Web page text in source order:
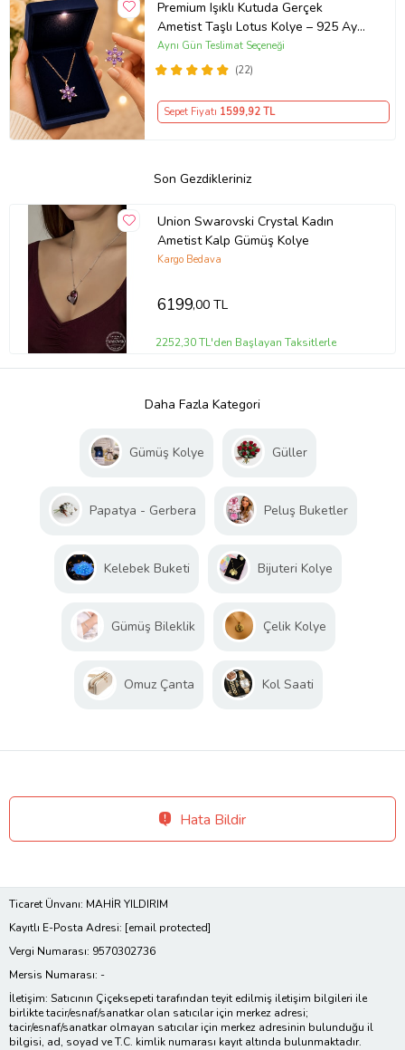
Premium Işıklı Kutuda Gerçek
Ametist Taşlı Lotus Kolye – 925 Ayar
Gümüş Kadın Kolye
(22)
Aynı Gün Teslimat Seçeneği
Sepet Fiyatı 1599,92 TL
Son Gezdikleriniz
Union Swarovski Crystal Kadın
Ametist Kalp Gümüş Kolye
Kargo Bedava
6199,00 TL
2252,30 TL'den Başlayan Taksitlerle
Daha Fazla Kategori
Gümüş Kolye Güller
Papatya - Gerbera Peluş Buketler
Kelebek Buketi Bijuteri Kolye
Gümüş Bileklik Çelik Kolye
Omuz Çanta Kol Saati
Hata Bildir
Ticaret Ünvanı: MAHİR YILDIRIM
Kayıtlı E-Posta Adresi: [email protected]
Vergi Numarası: 9570302736
Mersis Numarası: -
İletişim: Satıcının Çiçeksepeti tarafından teyit edilmiş iletişim bilgileri ile
birlikte tacir/esnaf/sanatkar olan satıcılar için merkez adresi;
tacir/esnaf/sanatkar olmayan satıcılar için merkez adresinin bulunduğu il
bilgisi, ad, soyad ve T.C. kimlik numarası kayıt altında bulunmaktadır.